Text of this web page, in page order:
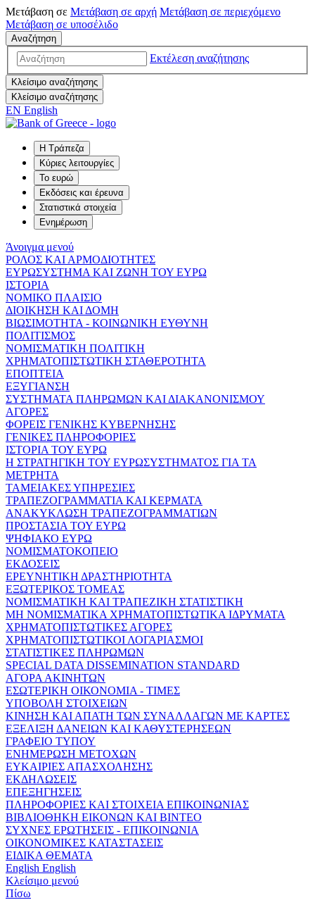
Μετάβαση σε Μετάβαση σε αρχή Μετάβαση σε περιεχόμενο
Μετάβαση σε υποσέλιδο
Αναζήτηση
Εκτέλεση αναζήτησης
Κλείσιμο αναζήτησης
Κλείσιμο αναζήτησης
EN English
Η Τράπεζα
Κύριες λειτουργίες
Το ευρώ
Εκδόσεις και έρευνα
Στατιστικά στοιχεία
Ενημέρωση
Άνοιγμα μενού
ΡΟΛΟΣ ΚΑΙ ΑΡΜΟΔΙΟΤΗΤΕΣ
ΕΥΡΩΣΥΣΤΗΜΑ ΚΑΙ ΖΩΝΗ ΤΟΥ ΕΥΡΩ
ΙΣΤΟΡΙΑ
ΝΟΜΙΚΟ ΠΛΑΙΣΙΟ
ΔΙΟΙΚΗΣΗ ΚΑΙ ΔΟΜΗ
ΒΙΩΣΙΜΟΤΗΤΑ - ΚΟΙΝΩΝΙΚΗ ΕΥΘΥΝΗ
ΠΟΛΙΤΙΣΜΟΣ
ΝΟΜΙΣΜΑΤΙΚΗ ΠΟΛΙΤΙΚΗ
ΧΡΗΜΑΤΟΠΙΣΤΩΤΙΚΗ ΣΤΑΘΕΡΟΤΗΤΑ
ΕΠΟΠΤΕΙΑ
ΕΞΥΓΙΑΝΣΗ
ΣΥΣΤΗΜΑΤΑ ΠΛΗΡΩΜΩΝ ΚΑΙ ΔΙΑΚΑΝΟΝΙΣΜΟΥ
ΑΓΟΡΕΣ
ΦΟΡΕΙΣ ΓΕΝΙΚΗΣ ΚΥΒΕΡΝΗΣΗΣ
ΓΕΝΙΚΕΣ ΠΛΗΡΟΦΟΡΙΕΣ
ΙΣΤΟΡΙΑ ΤΟΥ ΕΥΡΩ
Η ΣΤΡΑΤΗΓΙΚΗ ΤΟΥ ΕΥΡΩΣΥΣΤΗΜΑΤΟΣ ΓΙΑ ΤΑ
ΜΕΤΡΗΤΑ
ΤΑΜΕΙΑΚΕΣ ΥΠΗΡΕΣΙΕΣ
ΤΡΑΠΕΖΟΓΡΑΜΜΑΤΙΑ ΚΑΙ ΚΕΡΜΑΤΑ
ΑΝΑΚΥΚΛΩΣΗ ΤΡΑΠΕΖΟΓΡΑΜΜΑΤΙΩΝ
ΠΡΟΣΤΑΣΙΑ ΤΟΥ ΕΥΡΩ
ΨΗΦΙΑΚΟ ΕΥΡΩ
ΝΟΜΙΣΜΑΤΟΚΟΠΕΙΟ
ΕΚΔΟΣΕΙΣ
ΕΡΕΥΝΗΤΙΚΗ ΔΡΑΣΤΗΡΙΟΤΗΤΑ
ΕΞΩΤΕΡΙΚΟΣ ΤΟΜΕΑΣ
ΝΟΜΙΣΜΑΤΙΚΗ ΚΑΙ ΤΡΑΠΕΖΙΚΗ ΣΤΑΤΙΣΤΙΚΗ
ΜΗ ΝΟΜΙΣΜΑΤΙΚΑ ΧΡΗΜΑΤΟΠΙΣΤΩΤΙΚΑ ΙΔΡΥΜΑΤΑ
ΧΡΗΜΑΤΟΠΙΣΤΩΤΙΚΕΣ ΑΓΟΡΕΣ
ΧΡΗΜΑΤΟΠΙΣΤΩΤΙΚΟΙ ΛΟΓΑΡΙΑΣΜΟΙ
ΣΤΑΤΙΣΤΙΚΕΣ ΠΛΗΡΩΜΩΝ
SPECIAL DATA DISSEMINATION STANDARD
ΑΓΟΡΑ ΑΚΙΝΗΤΩΝ
ΕΣΩΤΕΡΙΚΗ ΟΙΚΟΝΟΜΙΑ - ΤΙΜΕΣ
ΥΠΟΒΟΛΗ ΣΤΟΙΧΕΙΩΝ
ΚΙΝΗΣΗ ΚΑΙ ΑΠΑΤΗ ΤΩΝ ΣΥΝΑΛΛΑΓΩΝ ΜΕ ΚΑΡΤΕΣ
ΕΞΕΛΙΞΗ ΔΑΝΕΙΩΝ ΚΑΙ ΚΑΘΥΣΤΕΡΗΣΕΩΝ
ΓΡΑΦΕΙΟ ΤΥΠΟΥ
ΕΝΗΜΕΡΩΣΗ ΜΕΤΟΧΩΝ
ΕΥΚΑΙΡΙΕΣ ΑΠΑΣΧΟΛΗΣΗΣ
ΕΚΔΗΛΩΣΕΙΣ
ΕΠΕΞΗΓΗΣΕΙΣ
ΠΛΗΡΟΦΟΡΙΕΣ ΚΑΙ ΣΤΟΙΧΕΙΑ ΕΠΙΚΟΙΝΩΝΙΑΣ
ΒΙΒΛΙΟΘΗΚΗ ΕΙΚΟΝΩΝ ΚΑΙ ΒΙΝΤΕΟ
ΣΥΧΝΕΣ ΕΡΩΤΗΣΕΙΣ - ΕΠΙΚΟΙΝΩΝΙΑ
ΟΙΚΟΝΟΜΙΚΕΣ ΚΑΤΑΣΤΑΣΕΙΣ
ΕΙΔΙΚΑ ΘΕΜΑΤΑ
English English
Κλείσιμο μενού
Πίσω